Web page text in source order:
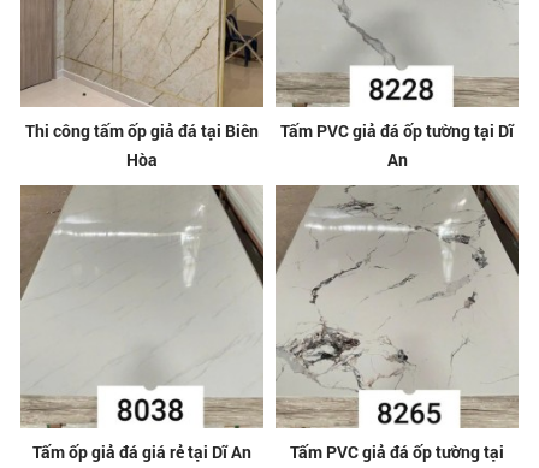
Thi công tấm ốp giả đá tại Biên
Hòa
Tấm PVC giả đá ốp tường tại Dĩ
An
Tấm ốp giả đá giá rẻ tại Dĩ An
Tấm PVC giả đá ốp tường tại